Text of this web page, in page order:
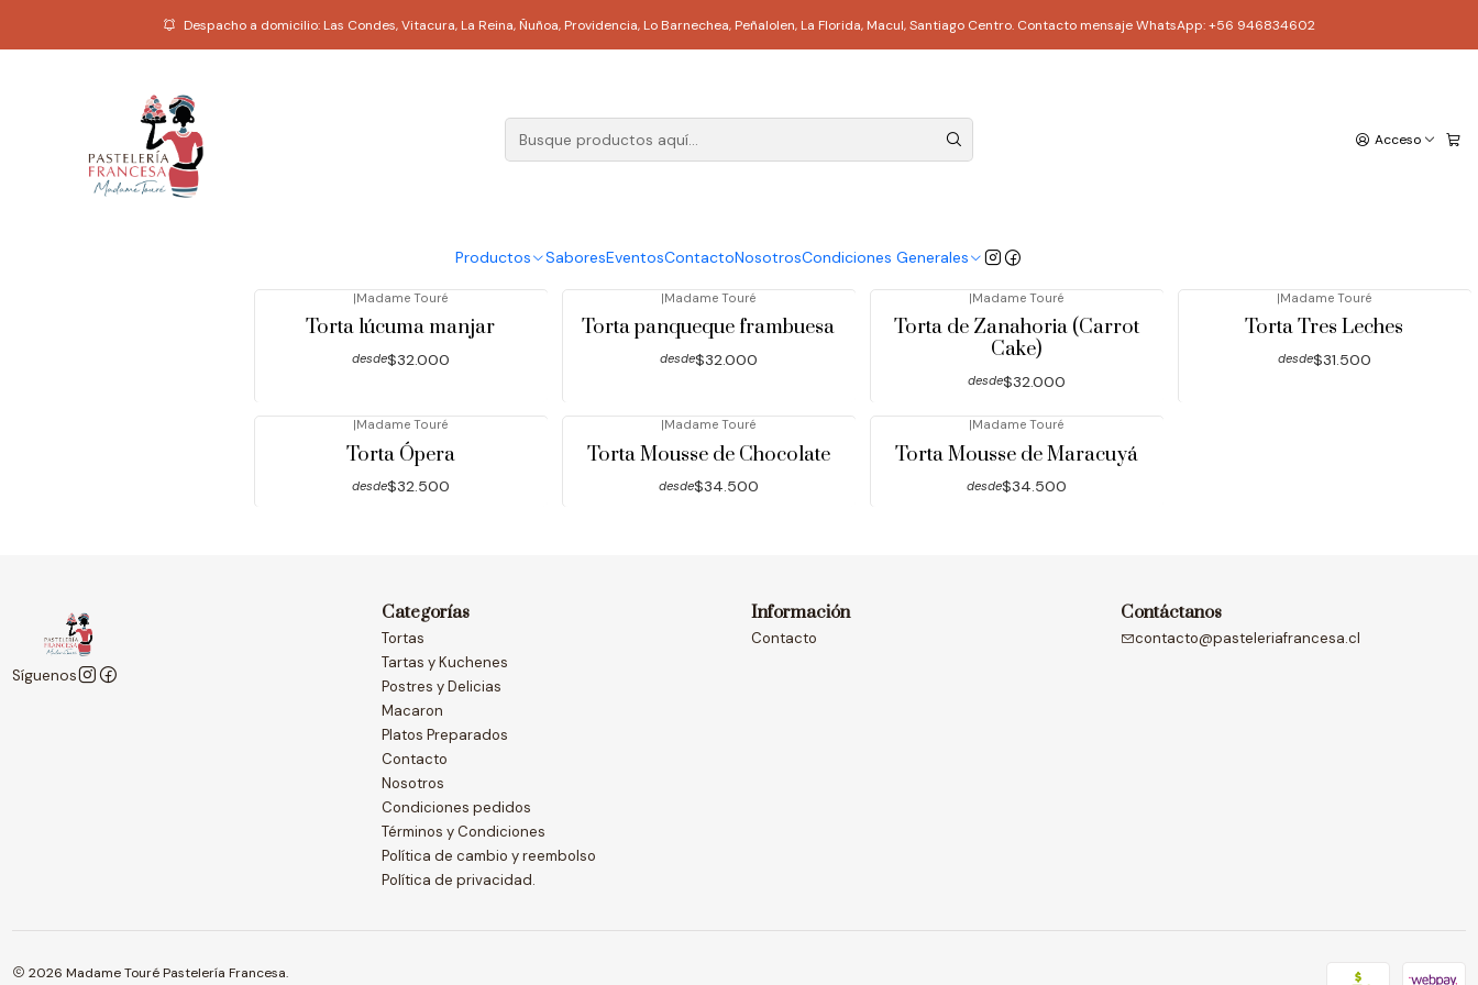
Acceso
Productos SaboresEventosContactoNosotrosCondiciones Generales
Despacho a domicilio: Las Condes, Vitacura, La Reina, Ñuñoa, Providencia, Lo Barnechea, Peñalolen, La Florida, Macul, Santiago Centro. Contacto mensaje WhatsApp: +56 946834602
Inicio Tortas
|Madame Touré
Torta lúcuma manjar
desde$32.000
|Madame Touré
Torta panqueque frambuesa
desde$32.000
|Madame Touré
Torta de Zanahoria (Carrot
Cake)
desde$32.000
|Madame Touré
Torta Tres Leches
desde$31.500
|Madame Touré
Torta Ópera
desde$32.500
|Madame Touré
Torta Mousse de Chocolate
desde$34.500
|Madame Touré
Torta Mousse de Maracuyá
desde$34.500
Síguenos
Categorías
Tortas
Tartas y Kuchenes
Postres y Delicias
Macaron
Platos Preparados
Contacto
Nosotros
Condiciones pedidos
Términos y Condiciones
Política de cambio y reembolso
Política de privacidad.
Información
Contacto
Contáctanos
contacto@pasteleriafrancesa.cl
2026 Madame Touré Pastelería Francesa.